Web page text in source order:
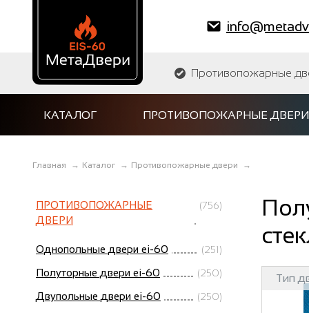
Противопожарные
КАТАЛОГ ПРОТИВОПОЖАРНЫЕ ДВЕРИ
Главная → Каталог → Противопожарные двери →
ПРОТИВОПОЖАРНЫЕ
ДВЕРИ
(756)
Однопольные двери ei-60 (251)
Полуторные двери ei-60 (250)
Двупольные двери ei-60 (250)
Тип